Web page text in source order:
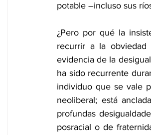
potable –incluso sus
¿Pero por qué la
recurrir a la
evidencia de la
ha sido recurrente
individuo que se vale
neoliberal; está
profundas
posracial o de